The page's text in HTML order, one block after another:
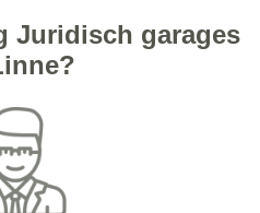
Juridisch garages